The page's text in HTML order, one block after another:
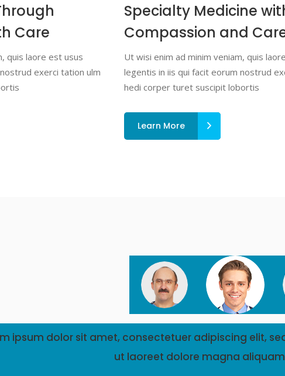
Care
quis laore est usus
exerci tation ulm
Specialty Medicine
Compassion and
Ut wisi enim ad minim veniam, quis
legentis in iis qui facit eorum nostrud
hedi corper turet suscipit lobortis
Learn More
ipsum dolor sit amet, consectetuer adipiscing elit,
ut laoreet dolore magna